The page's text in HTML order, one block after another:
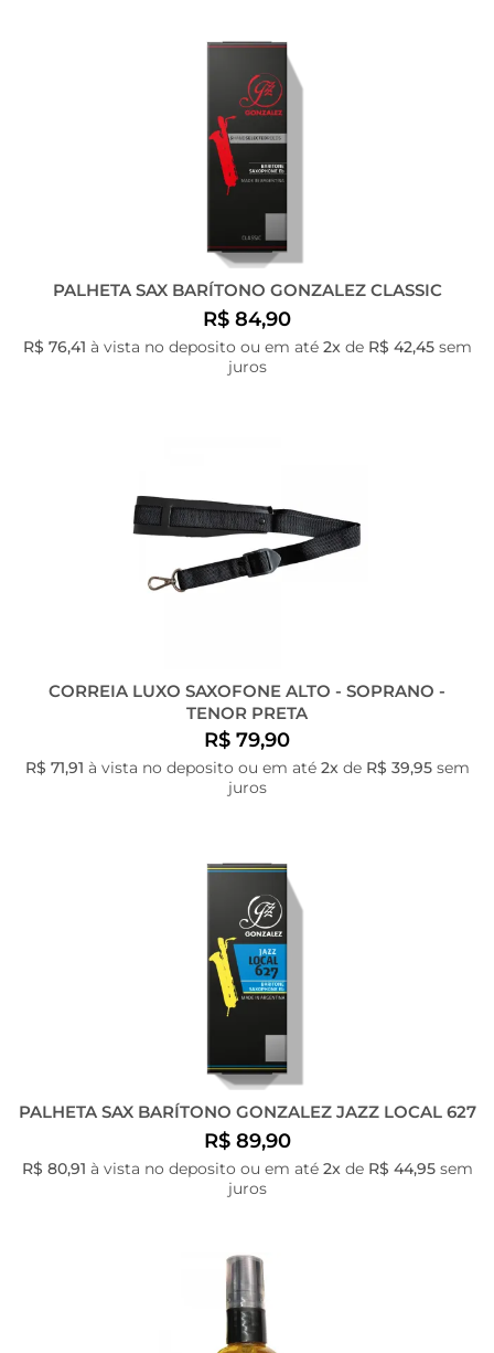
PALHETA SAX BARÍTONO GONZALEZ CLASSIC
R$ 84,90
R$ 76,41 à vista no deposito ou em até 2xde R$ 42,45sem
juros
CORREIA LUXO SAXOFONE ALTO - SOPRANO -
TENOR PRETA
R$ 79,90
R$ 71,91 à vista no deposito ou em até 2xde R$ 39,95sem
juros
PALHETA SAX BARÍTONO GONZALEZ JAZZ LOCAL 627
R$ 89,90
R$ 80,91 à vista no deposito ou em até 2xde R$ 44,95sem
juros